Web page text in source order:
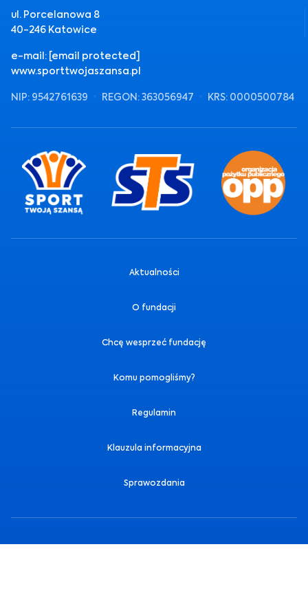
ul. Porcelanowa 8
40-246 Katowice
e-mail: [email protected]
www.sporttwojaszansa.pl
NIP: 9542761639
REGON: 363056947 KRS: 0000500784
Aktualności
O fundacji
Chcę wesprzeć fundację
Komu pomogliśmy?
Regulamin
Klauzula informacyjna
Sprawozdania